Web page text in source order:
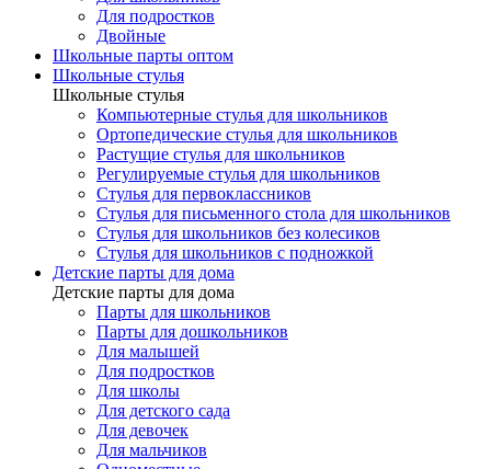
Для подростков
Двойные
Школьные парты оптом
Школьные стулья
Школьные стулья
Компьютерные стулья для школьников
Ортопедические стулья для школьников
Растущие стулья для школьников
Регулируемые стулья для школьников
Стулья для первоклассников
Стулья для письменного стола для школьников
Стулья для школьников без колесиков
Стулья для школьников с подножкой
Детские парты для дома
Детские парты для дома
Парты для школьников
Парты для дошкольников
Для малышей
Для подростков
Для школы
Для детского сада
Для девочек
Для мальчиков